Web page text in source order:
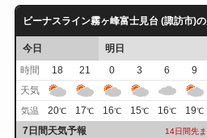
ビーナスライン霧ヶ峰富士見台 (諏訪市)
今日
明日
時間
18 21 0 3 6 9
天気
気温 20℃ 17℃ 16℃ 15℃ 16℃ 19℃
7日間天気予報 14日間先